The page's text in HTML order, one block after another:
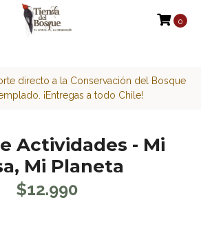
directo a la Conservación del Bosque
¡Entregas a todo Chile!
0
Actividades - Mi
Mi Planeta
$12.990